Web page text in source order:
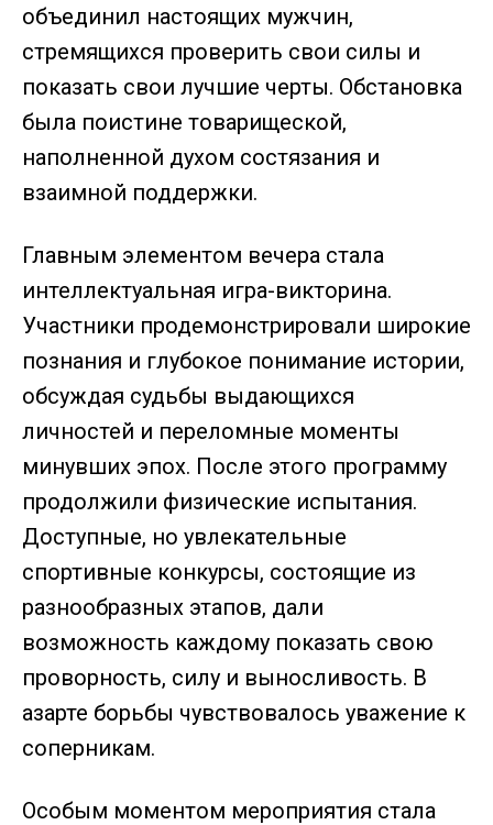
объединил настоящих мужчин,
стремящихся проверить свои силы и
показать свои лучшие черты. Обстановка
была поистине товарищеской,
наполненной духом состязания и
взаимной поддержки.
Главным элементом вечера стала
интеллектуальная игра-викторина.
Участники продемонстрировали широкие
познания и глубокое понимание истории,
обсуждая судьбы выдающихся
личностей и переломные моменты
минувших эпох. После этого программу
продолжили физические испытания.
Доступные, но увлекательные
спортивные конкурсы, состоящие из
разнообразных этапов, дали
возможность каждому показать свою
проворность, силу и выносливость. В
азарте борьбы чувствовалось уважение к
соперникам.
Особым моментом мероприятия стала